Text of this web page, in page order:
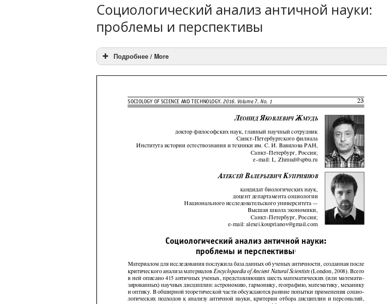
Социологический анализ античной науки:
проблемы и перспективы
Подробнее / More